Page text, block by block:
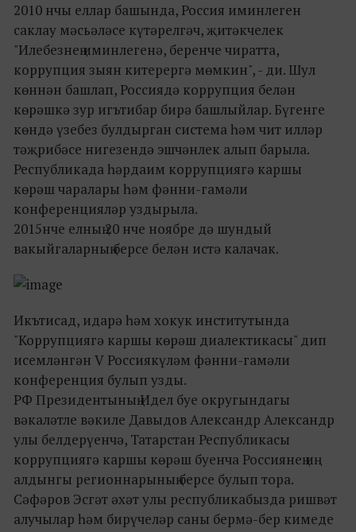
2010 нчы еллар башында, Россия иминлеген
саклау мәсьәләсе күтәрелгәч, җитәкчелек
"Илебезнең иминлегенә, беренче чиратта,
коррупция зыян китерергә мөмкин", - ди. Шул
көннән башлап, Россиядә коррупция белән
көрәшкә зур игътибар бирә башлыйлар. Бүгенге
көндә үзебез булдырган система һәм чит илләр
тәҗрибәсе нигезендә эшчәнлек алып барыла.
Республикада һәрдаим коррупциягә каршы
көрәш чаралары һәм фәнни-гамәли
конференцияләр уздырыла.
2015нче елның 20 нче ноябре дә шундый
вакыйгаларның берсе белән истә калачак.
Икътисад, идарә һәм хокук институтында
"Коррупциягә каршы көрәш диалектикасы" дип
исемләнгән V Россиякүләм фәнни-гамәли
конференция булып узды.
РФ Президентының Идел буе округындагы
вәкаләтле вәкиле Давыдов Александр Александр
улы белдерүенчә, Татарстан Республикасы
коррупциягә каршы көрәш буенча Россиянең иң
алдынгы регионнарының берсе булып тора.
Сәфәров Эсгәт әхәт улы республикабызда ришвәт
алучылар һәм бирүчеләр саны бермә-бер кимеде